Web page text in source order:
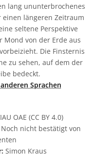
lang ununterbrochenes
längeren Zeitraum
seltene Perspektive
von der Erde aus
Die Finsternis
zu sehen, auf dem der
bedeckt.
Sprachen
OAE (CC BY 4.0)
Noch nicht bestätigt von
Simon Kraus